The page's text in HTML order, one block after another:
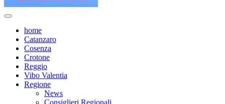
home
Catanzaro
Cosenza
Crotone
Reggio
Vibo Valentia
Regione
News
Consiglieri Regionali